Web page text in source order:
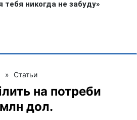
» Статьи
на потреби
дол.